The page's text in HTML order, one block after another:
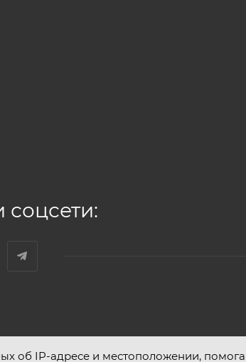
об IP-адресе и местоположении,